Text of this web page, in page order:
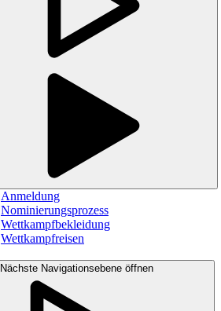
Anmeldung
Nominierungsprozess
Wettkampfbekleidung
Wettkampfreisen
Nächste Navigationsebene öffnen